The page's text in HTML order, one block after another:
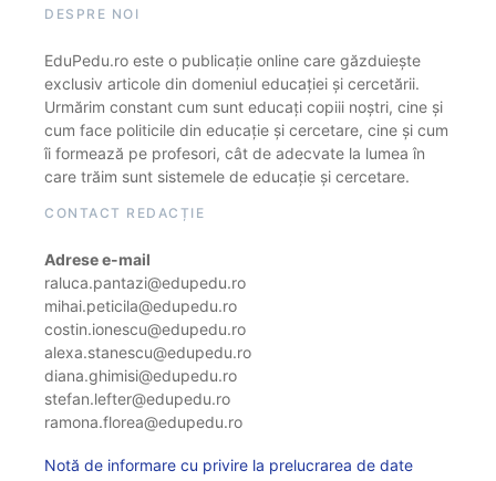
DESPRE NOI
EduPedu.ro este o publicație online care găzduiește
exclusiv articole din domeniul educației și cercetării.
Urmărim constant cum sunt educați copiii noștri, cine și
cum face politicile din educație și cercetare, cine și cum
îi formează pe profesori, cât de adecvate la lumea în
care trăim sunt sistemele de educație și cercetare.
CONTACT REDACȚIE
Adrese e-mail
raluca.pantazi@edupedu.ro
mihai.peticila@edupedu.ro
costin.ionescu@edupedu.ro
alexa.stanescu@edupedu.ro
diana.ghimisi@edupedu.ro
stefan.lefter@edupedu.ro
ramona.florea@edupedu.ro
Notă de informare cu privire la prelucrarea de date